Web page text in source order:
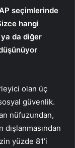
seçimlerinde
hangi
da diğer
olan üç
güvenlik.
nüfuzundan,
yüzde 81’i